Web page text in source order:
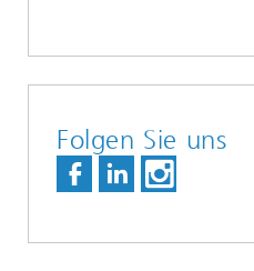
Folgen Sie uns